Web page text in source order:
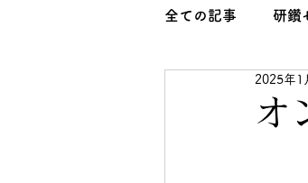
全ての記事 研鑽
心と絆といのち
オ
2025年1